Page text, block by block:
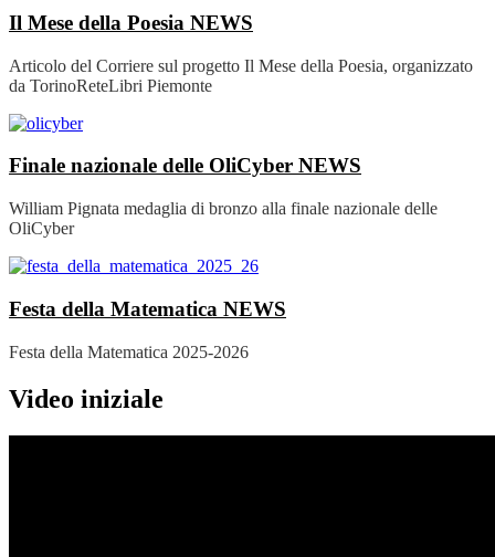
Il Mese della Poesia NEWS
Articolo del Corriere sul progetto Il Mese della Poesia, organizzato
da TorinoReteLibri Piemonte
Finale nazionale delle OliCyber NEWS
William Pignata medaglia di bronzo alla finale nazionale delle
OliCyber
Festa della Matematica NEWS
Festa della Matematica 2025-2026
Video iniziale